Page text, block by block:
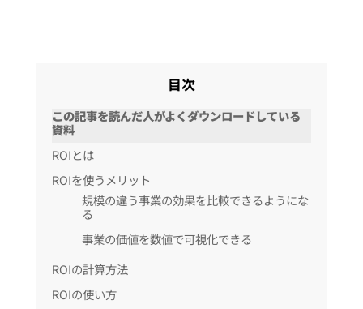
目次
この記事を読んだ人がよくダウンロードしている
資料
ROIとは
ROIを使うメリット
規模の違う事業の効果を比較できるようにな
る
事業の価値を数値で可視化できる
ROIの計算方法
ROIの使い方